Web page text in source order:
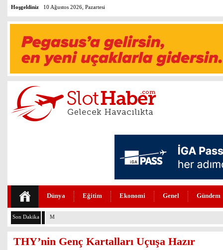
Hoşgeldiniz 10 Ağustos 2026, Pazartesi
Dünya Eğitim Ekonomi Genel Gündem
Son Dakika MURAT ÜLKER’DEN THY’NİN DÖNÜŞÜM HİKAYESİNE ÖVGÜ
THY’nin Genç Kartalları Uçuşa Hazır